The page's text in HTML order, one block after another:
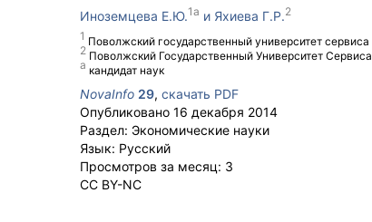
Иноземцева Е.Ю.
Поволжский государственный университет сервиса
кандидат наук
Яхиева Г.Р.
Поволжский Государственный Университет Сервиса
NovaInfo 29, скачать PDF
Опубликовано 16 декабря 2014
Раздел: Экономические науки
Язык: Русский
Просмотров за месяц: 3
CC BY-NC